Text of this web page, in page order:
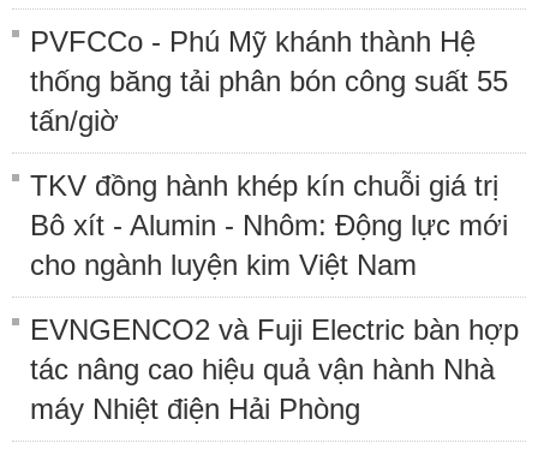
PVFCCo - Phú Mỹ khánh thành Hệ
thống băng tải phân bón công suất 55
tấn/giờ
TKV đồng hành khép kín chuỗi giá trị
Bô xít - Alumin - Nhôm: Động lực mới
cho ngành luyện kim Việt Nam
EVNGENCO2 và Fuji Electric bàn hợp
tác nâng cao hiệu quả vận hành Nhà
máy Nhiệt điện Hải Phòng